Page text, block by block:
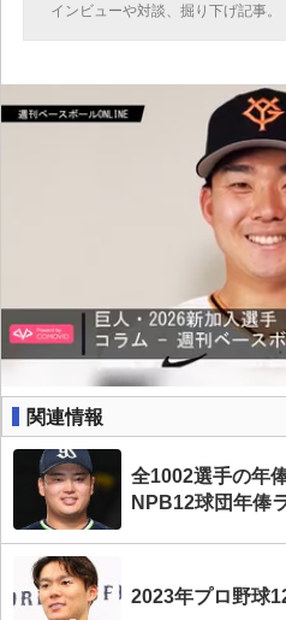
インビューや対談、掘り下げ記事。
関連情報
全1002選手の年
NPB12球団年俸
2023年プロ野球